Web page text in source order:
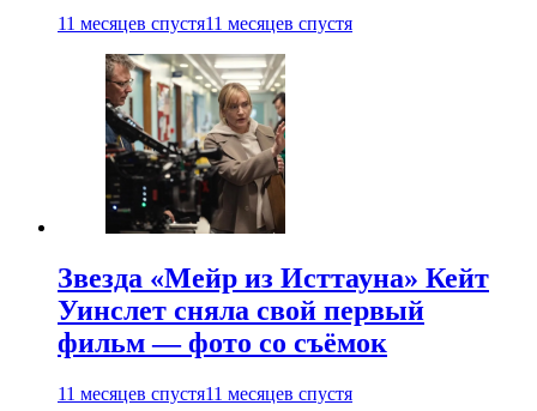
11 месяцев спустя11 месяцев спустя
Звезда «Мейр из Исттауна» Кейт
Уинслет сняла свой первый
фильм — фото со съёмок
11 месяцев спустя11 месяцев спустя